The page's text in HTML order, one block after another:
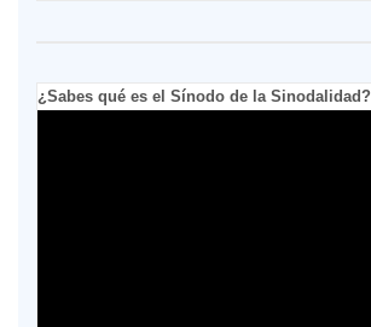
¿Sabes qué es el Sínodo de la Sinodalidad?